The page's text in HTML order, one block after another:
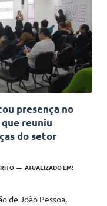
presença no
reuniu
do setor
ATUALIZADO EM:
de João Pessoa,